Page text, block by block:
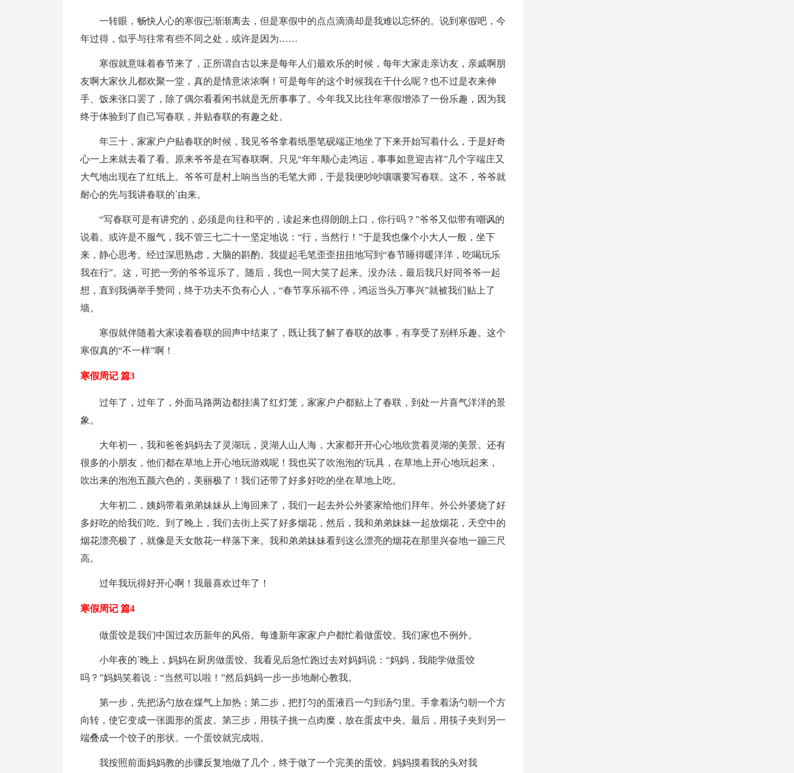
一转眼，畅快人心的寒假已渐渐离去，但是寒假中的点点滴滴却是我难以忘怀的。说到寒假吧，今
年过得，似乎与往常有些不同之处，或许是因为……
寒假就意味着春节来了，正所谓自古以来是每年人们最欢乐的时候，每年大家走亲访友，亲戚啊朋
友啊大家伙儿都欢聚一堂，真的是情意浓浓啊！可是每年的这个时候我在干什么呢？也不过是衣来伸
手、饭来张口罢了，除了偶尔看看闲书就是无所事事了。今年我又比往年寒假增添了一份乐趣，因为我
终于体验到了自己写春联，并贴春联的有趣之处。
年三十，家家户户贴春联的时候，我见爷爷拿着纸墨笔砚端正地坐了下来开始写着什么，于是好奇
心一上来就去看了看。原来爷爷是在写春联啊。只见“年年顺心走鸿运，事事如意迎吉祥”几个字端庄又
大气地出现在了红纸上。爷爷可是村上响当当的毛笔大师，于是我便吵吵嚷嚷要写春联。这不，爷爷就
耐心的先与我讲春联的`由来。
“写春联可是有讲究的，必须是向往和平的，读起来也得朗朗上口，你行吗？”爷爷又似带有嘲讽的
说着。或许是不服气，我不管三七二十一坚定地说：“行，当然行！”于是我也像个小大人一般，坐下
来，静心思考。经过深思熟虑，大脑的斟酌。我提起毛笔歪歪扭扭地写到“春节睡得暖洋洋，吃喝玩乐
我在行”。这，可把一旁的爷爷逗乐了。随后，我也一同大笑了起来。没办法，最后我只好同爷爷一起
想，直到我俩举手赞同，终于功夫不负有心人，“春节享乐福不停，鸿运当头万事兴”就被我们贴上了
墙。
寒假就伴随着大家读着春联的回声中结束了，既让我了解了春联的故事，有享受了别样乐趣。这个
寒假真的“不一样”啊！
寒假周记 篇3
过年了，过年了，外面马路两边都挂满了红灯笼，家家户户都贴上了春联，到处一片喜气洋洋的景
象。
大年初一，我和爸爸妈妈去了灵湖玩，灵湖人山人海，大家都开开心心地欣赏着灵湖的美景。还有
很多的小朋友，他们都在草地上开心地玩游戏呢！我也买了吹泡泡的'玩具，在草地上开心地玩起来，
吹出来的泡泡五颜六色的，美丽极了！我们还带了好多好吃的坐在草地上吃。
大年初二，姨妈带着弟弟妹妹从上海回来了，我们一起去外公外婆家给他们拜年。外公外婆烧了好
多好吃的给我们吃。到了晚上，我们去街上买了好多烟花，然后，我和弟弟妹妹一起放烟花，天空中的
烟花漂亮极了，就像是天女散花一样落下来。我和弟弟妹妹看到这么漂亮的烟花在那里兴奋地一蹦三尺
高。
过年我玩得好开心啊！我最喜欢过年了！
寒假周记 篇4
做蛋饺是我们中国过农历新年的风俗。每逢新年家家户户都忙着做蛋饺。我们家也不例外。
小年夜的`晚上，妈妈在厨房做蛋饺。我看见后急忙跑过去对妈妈说：“妈妈，我能学做蛋饺
吗？”妈妈笑着说：“当然可以啦！”然后妈妈一步一步地耐心教我。
第一步，先把汤勺放在煤气上加热；第二步，把打匀的蛋液舀一勺到汤勺里。手拿着汤勺朝一个方
向转，使它变成一张圆形的蛋皮。第三步，用筷子挑一点肉糜，放在蛋皮中央。最后，用筷子夹到另一
端叠成一个饺子的形状。一个蛋饺就完成啦。
我按照前面妈妈教的步骤反复地做了几个，终于做了一个完美的蛋饺。妈妈摸着我的头对我